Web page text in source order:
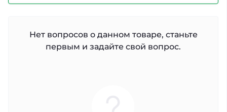
Нет вопросов о данном товаре, станьте
первым и задайте свой вопрос.